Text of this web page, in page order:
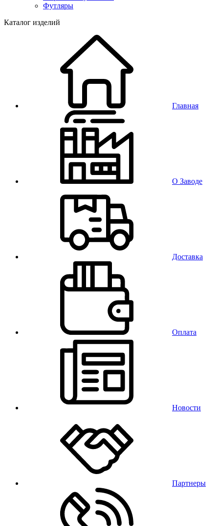
Футляры
Каталог изделий
Главная
О Заводе
Доставка
Оплата
Новости
Партнеры